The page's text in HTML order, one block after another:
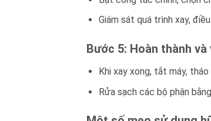
Giám sát quá trình xay,
Bước 5: Hoàn thành và
Khi xay xong, tắt máy,
Rửa sạch các bộ phận